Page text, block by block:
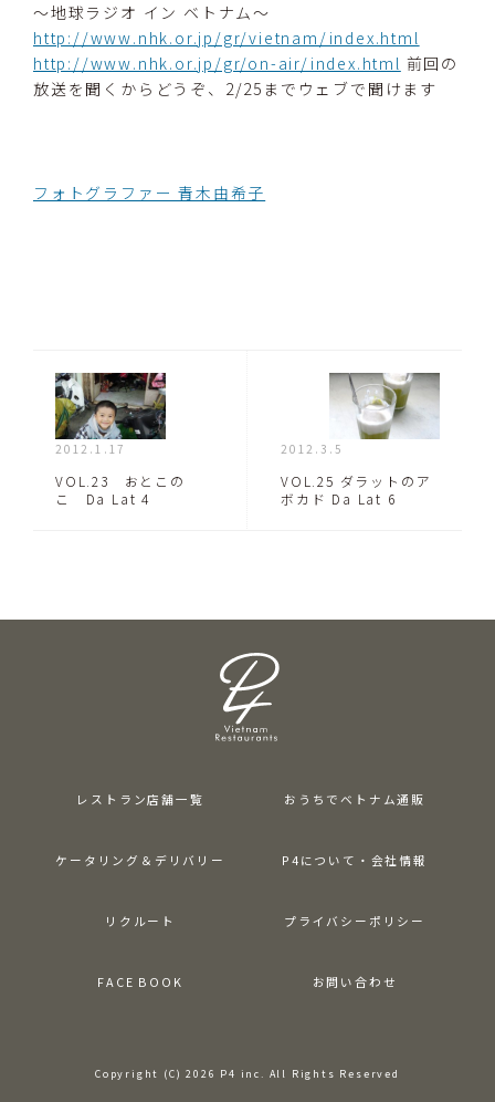
～地球ラジオ イン ベトナム～
http://www.nhk.or.jp/gr/vietnam/index.html
http://www.nhk.or.jp/gr/on-air/index.html 前回の
放送を聞くからどうぞ、2/25までウェブで聞けます
フォトグラファー 青木由希子
2012.1.17
VOL.23 おとこの
こ Da Lat 4
2012.3.5
VOL.25 ダラットのア
ボカド Da Lat 6
レストラン店舗一覧 おうちでベトナム通販
ケータリング＆デリバリー P4について・会社情報
リクルート プライバシーポリシー
FACE BOOK お問い合わせ
Copyright (C) 2026 P4 inc. All Rights Reserved